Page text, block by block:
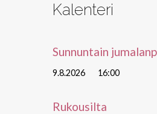
Kalenteri
Sunnuntain
9.8.2026 16:00
Rukousilta